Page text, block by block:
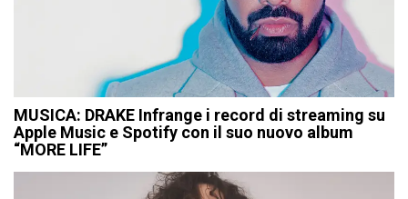
MUSICA: DRAKE Infrange i record di streaming su
Apple Music e Spotify con il suo nuovo album
“MORE LIFE”